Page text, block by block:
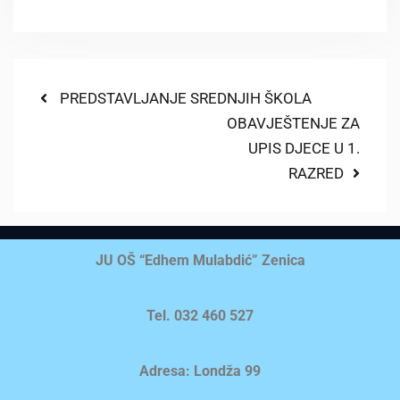
PREDSTAVLJANJE SREDNJIH ŠKOLA
OBAVJEŠTENJE ZA
UPIS DJECE U 1.
RAZRED
JU OŠ “Edhem Mulabdić” Zenica
Tel. 032 460 527
Adresa: Londža 99